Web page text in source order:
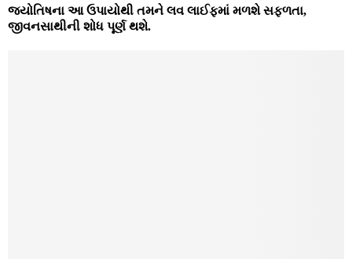
જ્યોતિષના આ ઉપાયોથી તમને લવ લાઈફમાં મળશે સફળતા,
જીવનસાથીની શોધ પૂર્ણ થશે.